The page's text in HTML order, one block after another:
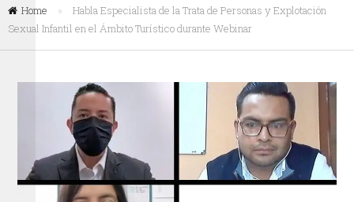
Home »
Habla Especialista de la Trata de Personas y Explotación
Sexual Infantil en el Ámbito Turístico durante Webinar